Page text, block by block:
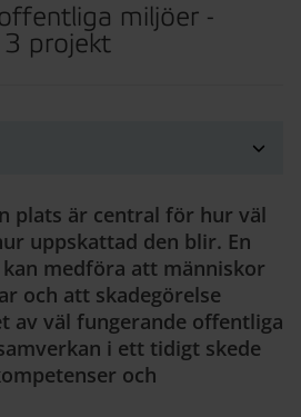
miljöer -
projekt
plats är central för hur väl
uppskattad den blir. En
medföra att människor
och att skadegörelse
av väl fungerande offentliga
i ett tidigt skede
och